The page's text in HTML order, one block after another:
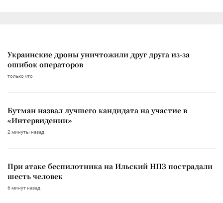
Украинские дроны уничтожили друг друга из-за
ошибок операторов
только что
Бутман назвал лучшего кандидата на участие в
«Интервидении»
2 минуты назад
При атаке беспилотника на Ильский НПЗ пострадали
шесть человек
6 минут назад